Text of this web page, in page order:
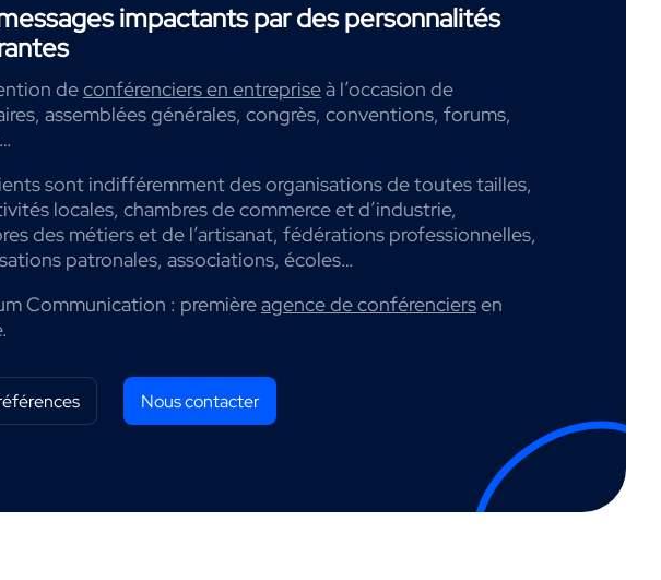
impactants par des personnalités
deconférenciers en entrepriseà l’occasion de
assemblées générales, congrès, conventions, forums,
sont indifféremment des organisations de toutes tailles,
locales, chambres de commerce et d’industrie,
des métiers et de l’artisanat, fédérations professionnelles,
patronales, associations, écoles…
Communication : premièreagence de conférenciersen
Nous contacter